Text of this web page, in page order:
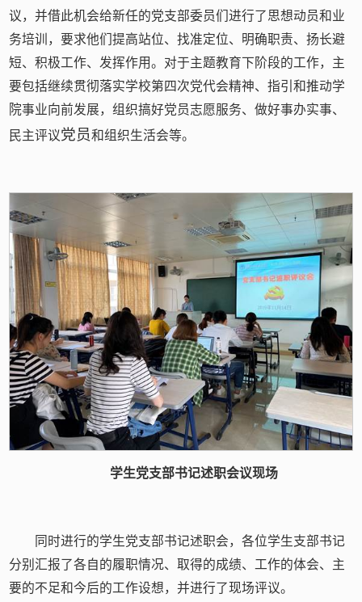
议，并借此机会给新任的党支部委员们进行了思想动员和业
务培训，要求他们提高站位、找准定位、明确职责、扬长避
短、积极工作、发挥作用。对于主题教育下阶段的工作，主
要包括继续贯彻落实学校第四次党代会精神、指引和推动学
院事业向前发展，组织搞好党员志愿服务、做好事办实事、
民主评议党员和组织生活会等。
学生党支部书记述职会议现场
同时进行的学生党支部书记述职会，各位学生支部书记
分别汇报了各自的履职情况、取得的成绩、工作的体会、主
要的不足和今后的工作设想，并进行了现场评议。